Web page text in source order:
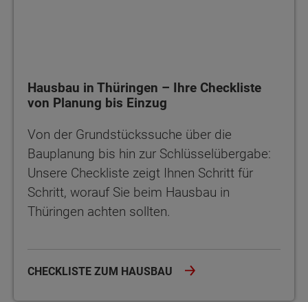
Hausbau in Thüringen – Ihre Checkliste
von Planung bis Einzug
Von der Grundstückssuche über die
Bauplanung bis hin zur Schlüsselübergabe:
Unsere Checkliste zeigt Ihnen Schritt für
Schritt, worauf Sie beim Hausbau in
Thüringen achten sollten.
CHECKLISTE ZUM HAUSBAU